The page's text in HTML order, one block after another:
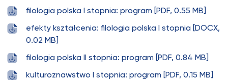
filologia polska I stopnia: program [PDF, 0.55 MB]
efekty kształcenia: filologia polska I stopnia [DOCX,
0.02 MB]
filologia polska II stopnia: program [PDF, 0.84 MB]
kulturoznawstwo I stopnia: program [PDF, 0.15 MB]